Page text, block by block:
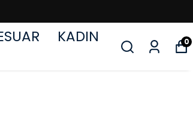
KADIN 0